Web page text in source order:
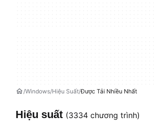
Windows Hiệu Suất Được Tải Nhiều Nhất
Hiệu suất (3334 chương trình)